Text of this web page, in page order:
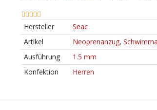
Hersteller
Seac
Artikel
Neoprenanzug,
Ausführung
1.5 mm
Konfektion
Herren